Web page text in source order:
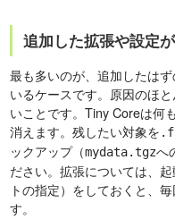
追加した拡張や設定
最も多いのが、追加したは
いるケースです。原因のほ
いことです。Tiny Coreは何
消えます。残したい対象を
ックアップ（mydata.tgzへ
ださい。拡張については、
トの指定）をしておくと、
す。